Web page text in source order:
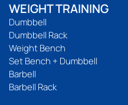
WEIGHT TRAINING
Dumbbell
Dumbbell Rack
Weight Bench
Set Bench + Dumbbell
Barbell
Barbell Rack